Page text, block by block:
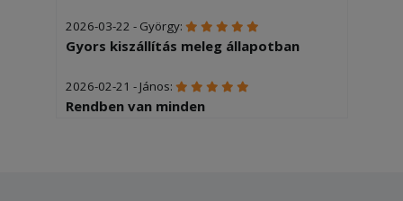
2026-03-22 - György:
Gyors kiszállítás meleg állapotban
2026-02-21 - János:
Rendben van minden